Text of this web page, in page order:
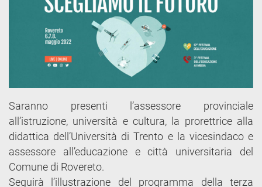
Saranno presenti l’assessore provinciale
all’istruzione, università e cultura, la prorettrice alla
didattica dell’Università di Trento e la vicesindaco e
assessore all’educazione e città universitaria del
Comune di Rovereto.
Seguirà l’illustrazione del programma della terza